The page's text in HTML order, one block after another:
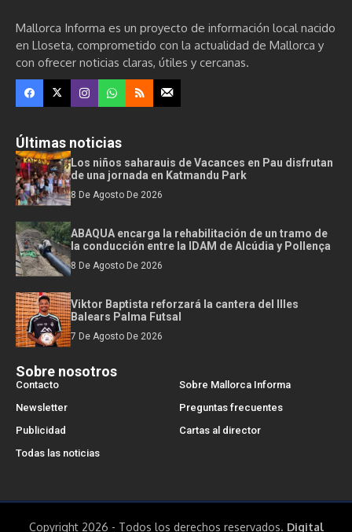
Mallorca Informa es un proyecto de información local nacido
en Lloseta, comprometido con la actualidad de Mallorca y
con ofrecer noticias claras, útiles y cercanas.
Últimas noticias
Los niños saharauis de Vacances en Pau disfrutan
de una jornada en Katmandu Park
8 De Agosto De 2026
ABAQUA encarga la rehabilitación de un tramo de
la conducción entre la IDAM de Alcúdia y Pollença
8 De Agosto De 2026
Viktor Baptista reforzará la cantera del Illes
Balears Palma Futsal
7 De Agosto De 2026
Sobre nosotros
Contacto
Sobre Mallorca Informa
Newsletter
Preguntas frecuentes
Publicidad
Cartas al director
Todas las noticias
Copyright 2026 - Todos los derechos reservados. Digital